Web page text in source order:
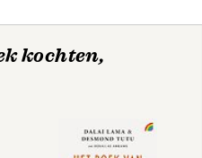
kochten,